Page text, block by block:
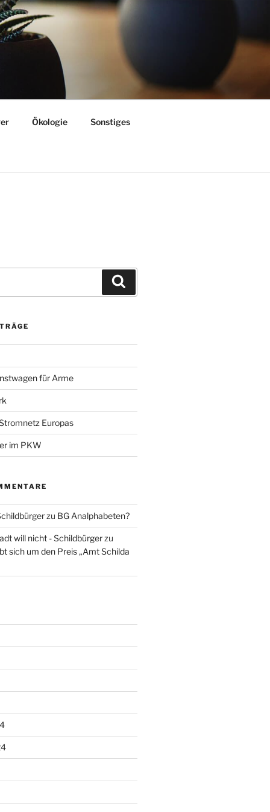
Ökologie Sonstiges
für Arme
Europas
im PKW
zu BG Analphabeten?
will nicht - Schildbürgerzu
sich um den Preis „Amt Schilda